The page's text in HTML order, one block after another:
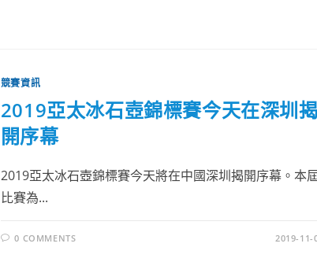
競賽資訊
2019亞太冰石壺錦標賽今天在深圳
開序幕
2019亞太冰石壺錦標賽今天將在中國深圳揭開序幕。本
比賽為...
0 COMMENTS 2019-11-